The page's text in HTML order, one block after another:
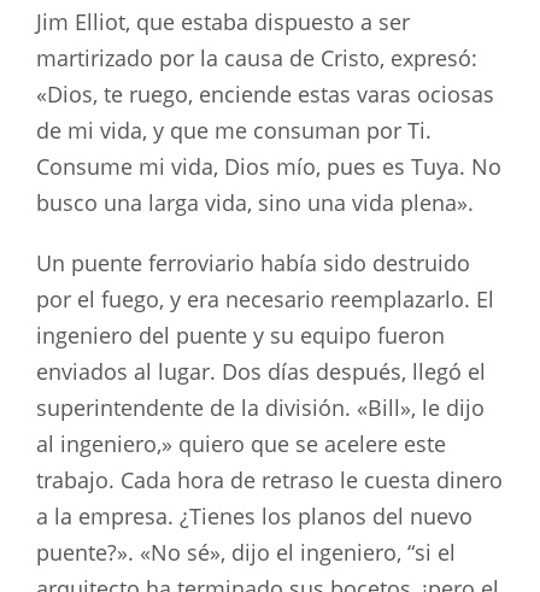
Jim Elliot, que estaba dispuesto a ser
martirizado por la causa de Cristo, expresó:
«Dios, te ruego, enciende estas varas ociosas
de mi vida, y que me consuman por Ti.
Consume mi vida, Dios mío, pues es Tuya. No
busco una larga vida, sino una vida plena».
Un puente ferroviario había sido destruido
por el fuego, y era necesario reemplazarlo. El
ingeniero del puente y su equipo fueron
enviados al lugar. Dos días después, llegó el
superintendente de la división. «Bill», le dijo
al ingeniero,» quiero que se acelere este
trabajo. Cada hora de retraso le cuesta dinero
a la empresa. ¿Tienes los planos del nuevo
puente?». «No sé», dijo el ingeniero, “si el